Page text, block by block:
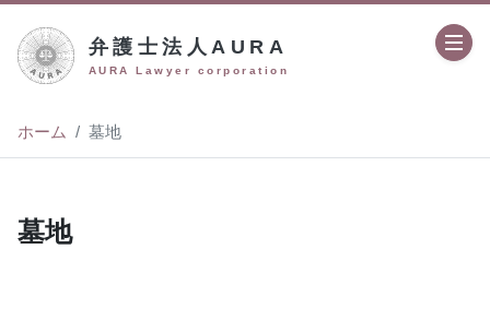
弁護士法人AURA
AURA Lawyer corporation
ホーム 墓地
墓地